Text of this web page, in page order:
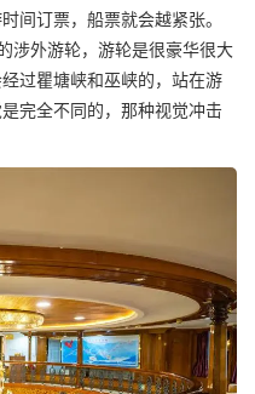
间订票，船票就会越紧张。
涉外游轮，游轮是很豪华很大
过瞿塘峡和巫峡的，站在游
完全不同的，那种视觉冲击